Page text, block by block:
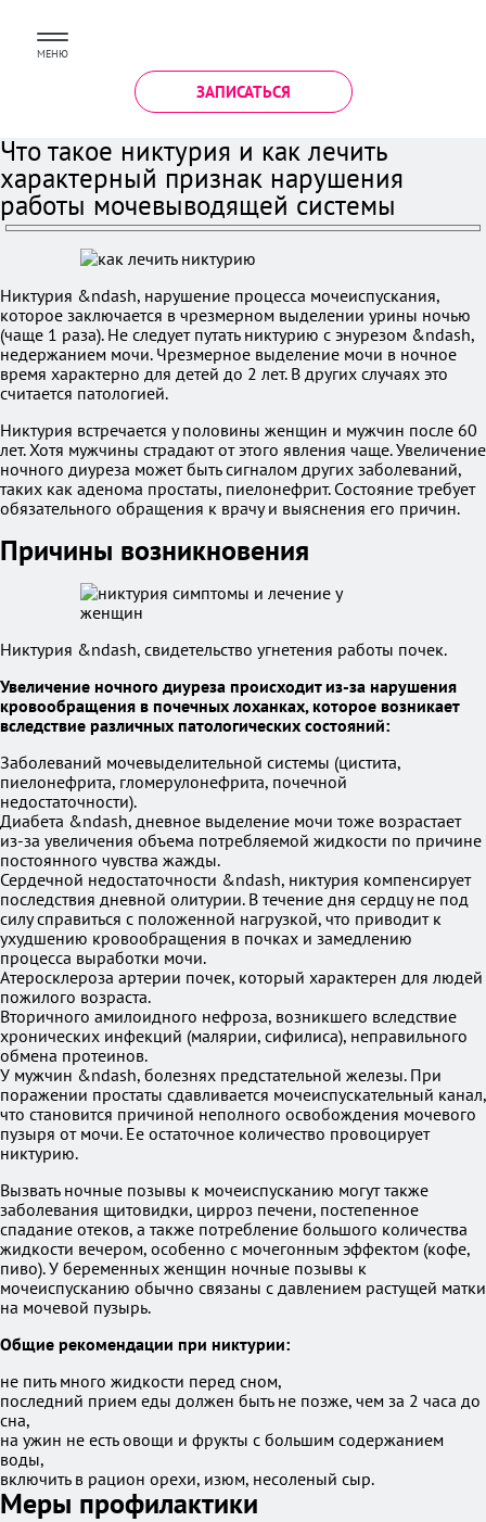
МЕНЮ
ЗАПИСАТЬСЯ
Что такое никтурия и как лечить
характерный признак нарушения
работы мочевыводящей системы
Никтурия &ndash, нарушение процесса мочеиспускания,
которое заключается в чрезмерном выделении урины ночью
(чаще 1 раза). Не следует путать никтурию с энурезом &ndash,
недержанием мочи. Чрезмерное выделение мочи в ночное
время характерно для детей до 2 лет. В других случаях это
считается патологией.
Никтурия встречается у половины женщин и мужчин после 60
лет. Хотя мужчины страдают от этого явления чаще. Увеличение
ночного диуреза может быть сигналом других заболеваний,
таких как аденома простаты, пиелонефрит. Состояние требует
обязательного обращения к врачу и выяснения его причин.
Причины возникновения
Никтурия &ndash, свидетельство угнетения работы почек.
Увеличение ночного диуреза происходит из-за нарушения
кровообращения в почечных лоханках, которое возникает
вследствие различных патологических состояний:
Заболеваний мочевыделительной системы (цистита,
пиелонефрита, гломерулонефрита, почечной
недостаточности).
Диабета &ndash, дневное выделение мочи тоже возрастает
из-за увеличения объема потребляемой жидкости по причине
постоянного чувства жажды.
Сердечной недостаточности &ndash, никтурия компенсирует
последствия дневной олитурии. В течение дня сердцу не под
силу справиться с положенной нагрузкой, что приводит к
ухудшению кровообращения в почках и замедлению
процесса выработки мочи.
Атеросклероза артерии почек, который характерен для людей
пожилого возраста.
Вторичного амилоидного нефроза, возникшего вследствие
хронических инфекций (малярии, сифилиса), неправильного
обмена протеинов.
У мужчин &ndash, болезнях предстательной железы. При
поражении простаты сдавливается мочеиспускательный канал,
что становится причиной неполного освобождения мочевого
пузыря от мочи. Ее остаточное количество провоцирует
никтурию.
Вызвать ночные позывы к мочеиспусканию могут также
заболевания щитовидки, цирроз печени, постепенное
спадание отеков, а также потребление большого количества
жидкости вечером, особенно с мочегонным эффектом (кофе,
пиво). У беременных женщин ночные позывы к
мочеиспусканию обычно связаны с давлением растущей матки
на мочевой пузырь.
Общие рекомендации при никтурии:
не пить много жидкости перед сном,
последний прием еды должен быть не позже, чем за 2 часа до
сна,
на ужин не есть овощи и фрукты с большим содержанием
воды,
включить в рацион орехи, изюм, несоленый сыр.
Меры профилактики